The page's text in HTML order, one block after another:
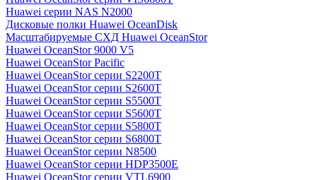
Huawei серии NAS N2000
Дисковые полки Huawei OceanDisk
Масштабируемые СХД Huawei OceanStor
Huawei OceanStor 9000 V5
Huawei OceanStor Pacific
Huawei OceanStor серии S2200T
Huawei OceanStor серии S2600T
Huawei OceanStor серии S5500T
Huawei OceanStor серии S5600T
Huawei OceanStor серии S5800T
Huawei OceanStor серии S6800T
Huawei OceanStor серии N8500
Huawei OceanStor серии HDP3500E
Huawei OceanStor серии VTL6900